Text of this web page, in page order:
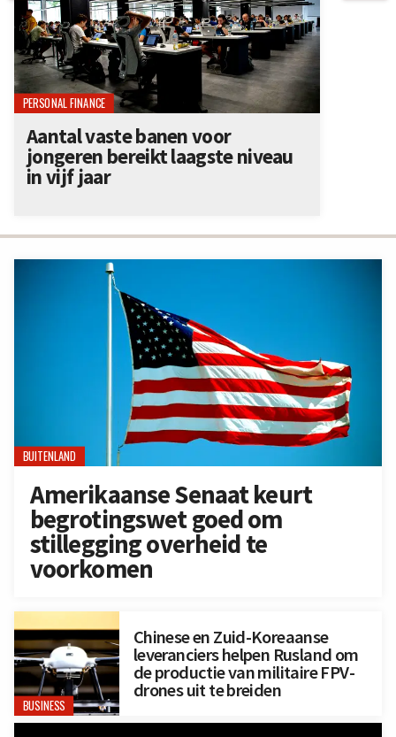
BUITENLAND
Amerikaanse Senaat keurt
begrotingswet goed om
stillegging overheid te
voorkomen
BUSINESS
Chinese en Zuid-Koreaanse
leveranciers helpen Rusland om
de productie van militaire FPV-
drones uit te breiden
PERSONAL FINANCE
Aantal vaste banen voor
jongeren bereikt laagste niveau
in vijf jaar